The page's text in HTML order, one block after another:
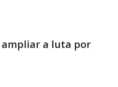
ampliar a luta por